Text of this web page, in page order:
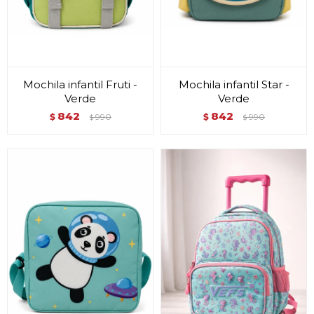
Mochila infantil Fruti -
Verde
$ 842 $ 990
Mochila infantil Star -
Verde
$ 842 $ 990